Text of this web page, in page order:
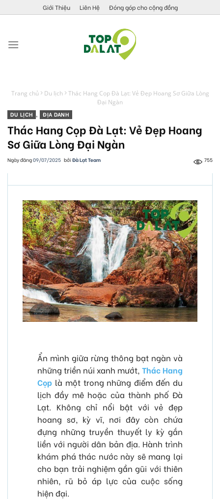
to
Giới Thiệu Liên Hệ Đóng góp cho cộng đồng
Trang chủ Du lịch Thác Hang Cọp Đà Lạt: Vẻ Đẹp Hoang Sơ Giữa Lòng
Đại Ngàn
DU LỊCH , ĐỊA DANH
Thác Hang Cọp Đà Lạt: Vẻ Đẹp Hoang
Sơ Giữa Lòng Đại Ngàn
Ngày đăng09/07/2025 bởi Đà Lạt Team 755
Ẩn mình giữa rừng thông bạt ngàn và
những triền núi xanh mướt, Thác Hang
Cọp là một trong những điểm đến du
lịch đầy mê hoặc của thành phố Đà
Lạt. Không chỉ nổi bật với vẻ đẹp
hoang sơ, kỳ vĩ, nơi đây còn chứa
đựng những truyền thuyết ly kỳ gắn
liền với người dân bản địa. Hành trình
khám phá thác nước này sẽ mang lại
cho bạn trải nghiệm gần gũi với thiên
nhiên, rũ bỏ áp lực của cuộc sống
hiện đại.